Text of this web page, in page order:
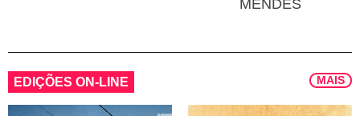
MENDES
EDIÇÕES ON-LINE MAIS